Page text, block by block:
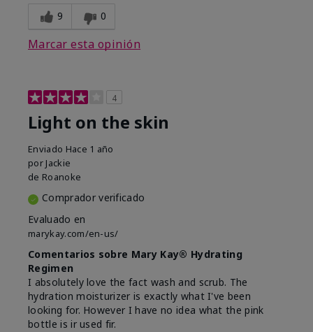
9 0
Marcar esta opinión
4
Light on the skin
Enviado Hace 1 año
por Jackie
de Roanoke
Comprador verificado
Evaluado en
marykay.com/en-us/
Comentarios sobre Mary Kay® Hydrating
Regimen
I absolutely love the fact wash and scrub. The
hydration moisturizer is exactly what I've been
looking for. However I have no idea what the pink
bottle is ir used fir.